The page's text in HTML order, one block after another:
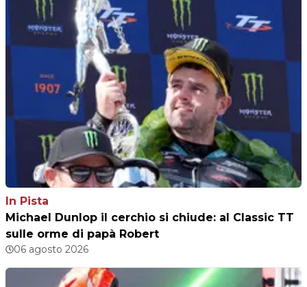
In Pista
Michael Dunlop il cerchio si chiude: al Classic TT
sulle orme di papà Robert
06 agosto 2026